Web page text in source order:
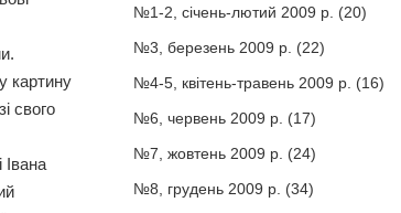
картину
свого
Івана
№1-2, січень-лютий 2009 р. (20)
№3, березень 2009 р. (22)
№4-5, квітень-травень 2009 р. (16)
№6, червень 2009 р. (17)
№7, жовтень 2009 р. (24)
№8, грудень 2009 р. (34)